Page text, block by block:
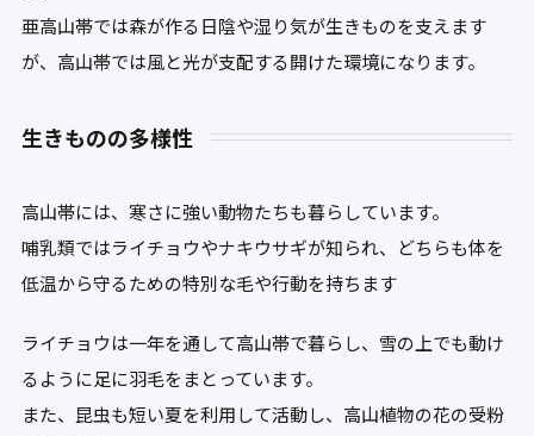
亜高山帯では森が作る日陰や湿り気が生きものを支えます
が、高山帯では風と光が支配する開けた環境になります。
生きものの多様性
高山帯には、寒さに強い動物たちも暮らしています。
哺乳類ではライチョウやナキウサギが知られ、どちらも体を
低温から守るための特別な毛や行動を持ちます
ライチョウは一年を通して高山帯で暮らし、雪の上でも動け
るように足に羽毛をまとっています。
また、昆虫も短い夏を利用して活動し、高山植物の花の受粉